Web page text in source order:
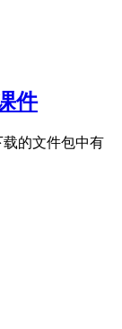
件
的文件包中有